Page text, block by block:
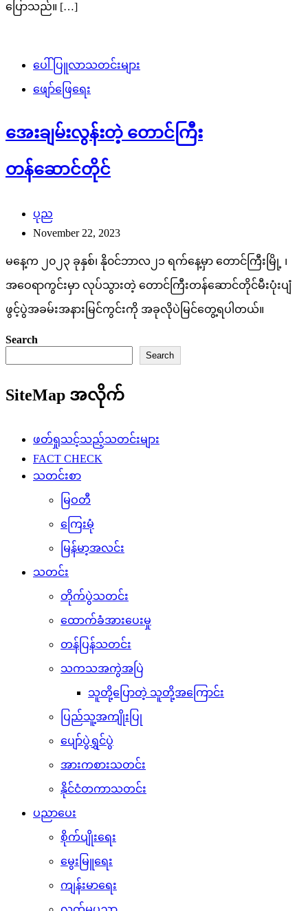
ပြောသည်။ […]
ပေါ်ပြူလာသတင်းများ
ဖျော်ဖြေရေး
အေးချမ်းလွန်းတဲ့ တောင်ကြီး
တန်ဆောင်တိုင်
ပုည
November 22, 2023
မနေ့က ၂၀၂၃ ခုနှစ်၊ နို၀င်ဘာလ၂၁ ရက်နေ့မှာ တောင်ကြီးမြို့ ၊
အဝေရာကွင်းမှာ လုပ်သွားတဲ့ တောင်ကြီးတန်ဆောင်တိုင်မီးပုံးပျံ
ဖွင့်ပွဲအခမ်းအနားမြင်ကွင်းကို အခုလိုပဲမြင်တွေ့ရပါတယ်။
Search
Search
SiteMap အလိုက်
ဖတ်ရှုသင့်သည့်သတင်းများ
FACT CHECK
သတင်းစာ
မြဝတီ
ကြေးမုံ
မြန်မာ့အလင်း
သတင်း
တိုက်ပွဲသတင်း
ထောက်ခံအားပေးမှု
တန်ပြန်သတင်း
သကသအကွဲအပြဲ
သူတို့ပြောတဲ့ သူတို့အကြောင်း
ပြည်သူ့အကျိုးပြု
ပျော်ပွဲရွှင်ပွဲ
အားကစားသတင်း
နိုင်ငံတကာသတင်း
ပညာပေး
စိုက်ပျိုးရေး
မွေးမြူရေး
ကျန်းမာရေး